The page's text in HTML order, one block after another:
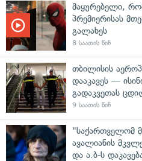
მაყურებელი,
პრემიერისას
გალახეს
8 საათის წინ
თბილისის
დააკავეს —
გადაკვეთას
9 საათის წინ
"საქართველომ
ავალიანის
და ა.ბ-ს